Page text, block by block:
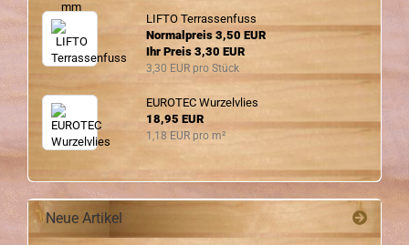
LIFTO Ter­ras­sen­fuss
Normalpreis 3,50 EUR
Ihr Preis 3,30 EUR
3,30 EUR pro Stück
EU­RO­TEC Wur­zel­vlies
18,95 EUR
1,18 EUR pro m²
Neue Artikel